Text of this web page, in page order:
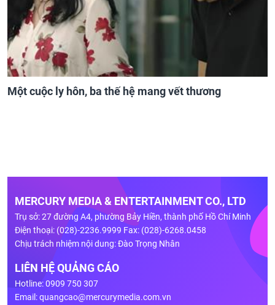
Một cuộc ly hôn, ba thế hệ mang vết thương
MERCURY MEDIA & ENTERTAINMENT CO., LTD
Trụ sở: 27 đường A4, phường Bảy Hiền, thành phố Hồ Chí Minh
Điện thoại: (028)-2236.9999 Fax: (028)-6268.0458
Chịu trách nhiệm nội dung: Đào Trọng Nhân
LIÊN HỆ QUẢNG CÁO
Hotline: 0909 750 307
Email:quangcao@mercurymedia.com.vn